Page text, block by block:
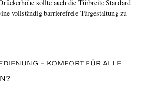
sollte auch die Türbreite Standard
vollständig barrierefreie Türgestaltung zu
– KOMFORT FÜR ALLE